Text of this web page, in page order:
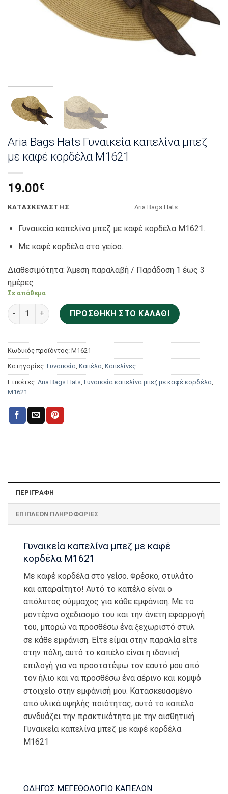
Aria Bags Hats Γυναικεία καπελίνα μπεζ
με καφέ κορδέλα Μ1621
19.00€
KΑΤΑΣΚΕΥΑΣΤΗΣ Αria Bags Hats
Γυναικεία καπελίνα μπεζ με καφέ κορδέλα Μ1621.
Με καφέ κορδέλα στο γείσο.
Διαθεσιμότητα: Άμεση παραλαβή / Παράδoση 1 έως 3
ημέρες
Σε απόθεμα
Aria Bags Hats Γυναικεία καπελίνα μπεζ με καφέ κορδέλα
ΠΡΟΣΘΉΚΗ ΣΤΟ ΚΑΛΆΘΙ
Κωδικός προϊόντος: Μ1621
Κατηγορίες: Γυναικεία, Καπέλα, Καπελίνες
Ετικέτες: Aria Bags Hats, Γυναικεία καπελίνα μπεζ με καφέ κορδέλα,
Μ1621
ΠΕΡΙΓΡΑΦΉ
ΕΠΙΠΛΈΟΝ ΠΛΗΡΟΦΟΡΊΕΣ
Γυναικεία καπελίνα μπεζ με καφέ
κορδέλα Μ1621
Με καφέ κορδέλα στο γείσο. Φρέσκο, στυλάτο
και απαραίτητο! Αυτό το καπέλο είναι ο
απόλυτος σύμμαχος για κάθε εμφάνιση. Με το
μοντέρνο σχεδιασμό του και την άνετη εφαρμογή
του, μπορώ να προσθέσω ένα ξεχωριστό στυλ
σε κάθε εμφάνιση. Είτε είμαι στην παραλία είτε
στην πόλη, αυτό το καπέλο είναι η ιδανική
επιλογή για να προστατέψω τον εαυτό μου από
τον ήλιο και να προσθέσω ένα αέρινο και κομψό
στοιχείο στην εμφάνισή μου. Κατασκευασμένο
από υλικά υψηλής ποιότητας, αυτό το καπέλο
συνδυάζει την πρακτικότητα με την αισθητική.
Γυναικεία καπελίνα μπεζ με καφέ κορδέλα
Μ1621
ΟΔΗΓΟΣ ΜΕΓΕΘΟΛΟΓΙΟ ΚΑΠΕΛΩΝ